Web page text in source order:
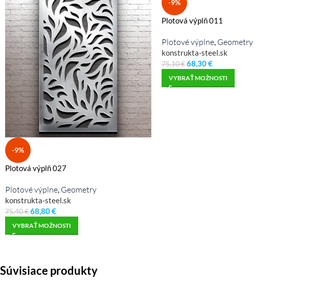
-9%
Plotová výplň 027
Plotové výplne, Geometry
konstrukta-steel.sk
75,40€68,80€
VYBRAŤ MOŽNOSTI
-9%
Plotová výplň 011
Plotové výplne, Geometry
konstrukta-steel.sk
75,10€ 68,30€
VYBRAŤ MOŽNOSTI
Súvisiace produkty